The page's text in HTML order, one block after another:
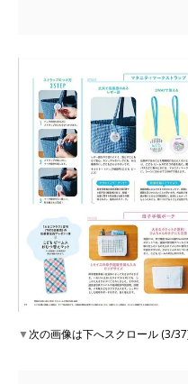
▼次の画像は下へスクロール (3/